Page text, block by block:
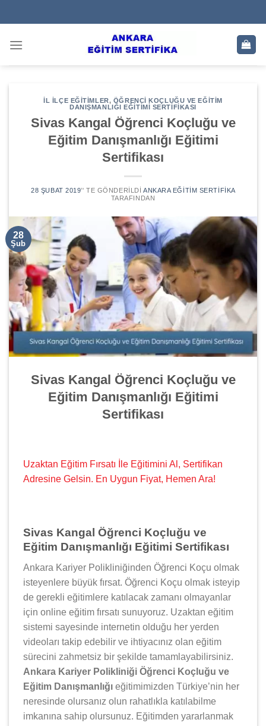
to
İL İLÇE EĞITIMLER, ÖĞRENCI KOÇLUĞU VE EĞITIM
DANIŞMANLIĞI EĞITIMI SERTIFIKASI
Sivas Kangal Öğrenci Koçluğu ve
Eğitim Danışmanlığı Eğitimi
Sertifikası
28 ŞUBAT 2019’' TE GÖNDERILDI ANKARA EĞITIM SERTIFIKA
TARAFINDAN
28
Şub
Sivas Kangal Öğrenci Koçluğu ve
Eğitim Danışmanlığı Eğitimi
Sertifikası
Uzaktan Eğitim Fırsatı İle Eğitimini Al, Sertifikan
Adresine Gelsin. En Uygun Fiyat, Hemen Ara!
Sivas Kangal Öğrenci Koçluğu ve
Eğitim Danışmanlığı Eğitimi Sertifikası
Ankara Kariyer Polikliniğinden Öğrenci Koçu olmak
isteyenlere büyük fırsat. Öğrenci Koçu olmak isteyip
de gerekli eğitimlere katılacak zamanı olmayanlar
için online eğitim fırsatı sunuyoruz. Uzaktan eğitim
sistemi sayesinde internetin olduğu her yerden
videoları takip edebilir ve ihtiyacınız olan eğitim
sürecini zahmetsiz bir şekilde tamamlayabilirsiniz.
Ankara Kariyer Polikliniği Öğrenci Koçluğu ve
Eğitim Danışmanlığı eğitimimizden Türkiye’nin her
neresinde olursanız olun rahatlıkla katılabilme
imkanına sahip olursunuz. Eğitimden yararlanmak